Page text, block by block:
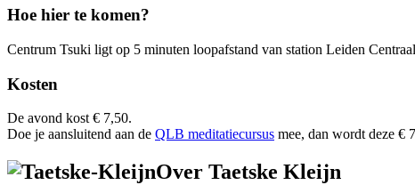
Hoe hier te komen?
Centrum Tsuki ligt op 5 minuten loopafstand van station Leiden
Kosten
De avond kost € 7,50.
Doe je aansluitend aan de QLB meditatiecursus mee, dan wordt deze €
Over Taetske Kleijn